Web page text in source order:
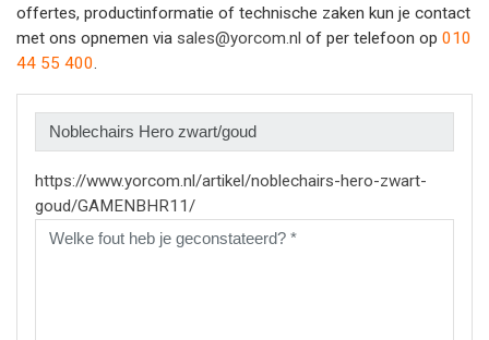
offertes, productinformatie of technische zaken kun je contact
met ons opnemen via sales@yorcom.nl of per telefoon op 010
44 55 400.
https://www.yorcom.nl/artikel/noblechairs-hero-zwart-
goud/GAMENBHR11/